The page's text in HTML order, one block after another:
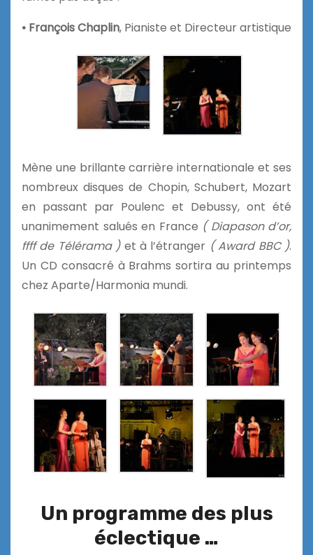
• François Chaplin, Pianiste et Directeur artistique
Mène une brillante carrière internationale et ses
nombreux disques de Chopin, Schubert, Mozart
en passant par Poulenc et Debussy, ont été
unanimement salués en France ( Diapason d’or,
ffff de Télérama )et à l’étranger ( Award BBC ).
Un CD consacré à Brahms sortira au printemps
chez Aparte/Harmonia mundi.
Un programme des plus
éclectique …